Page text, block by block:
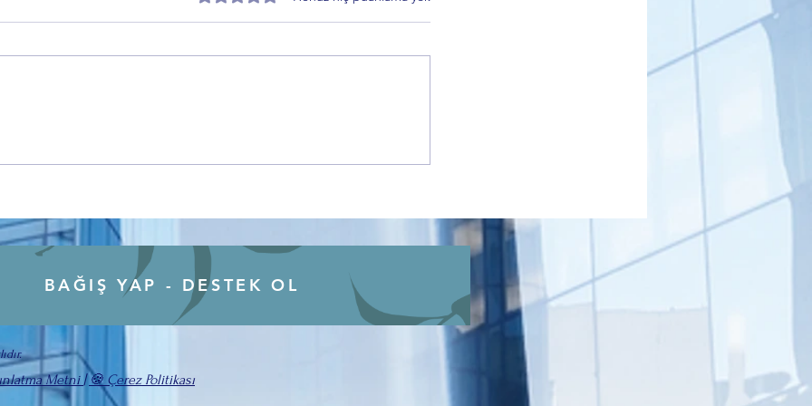
Süreci Açıklaması
BAĞIŞ YAP - DESTEK OL
Metni|🍪 Çerez Politikası